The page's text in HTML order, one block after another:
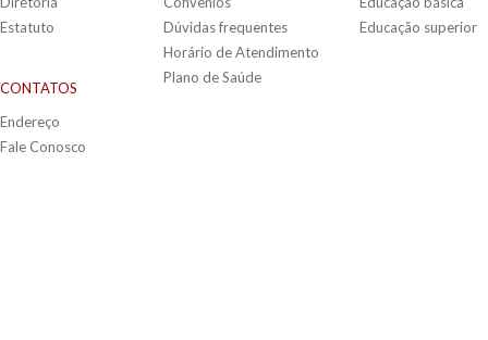
Estatuto
CONTATOS
Endereço
Fale Conosco
Dúvidas frequentes
Horário de Atendimento
Plano de Saúde
Educação superior